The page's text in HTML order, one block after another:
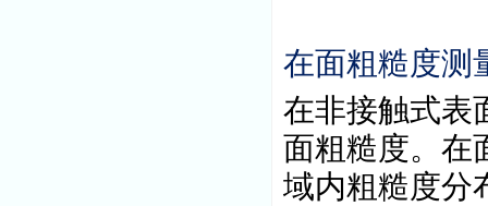
在面粗糙度测
在非接触式表
面粗糙度。在
域内粗糙度分